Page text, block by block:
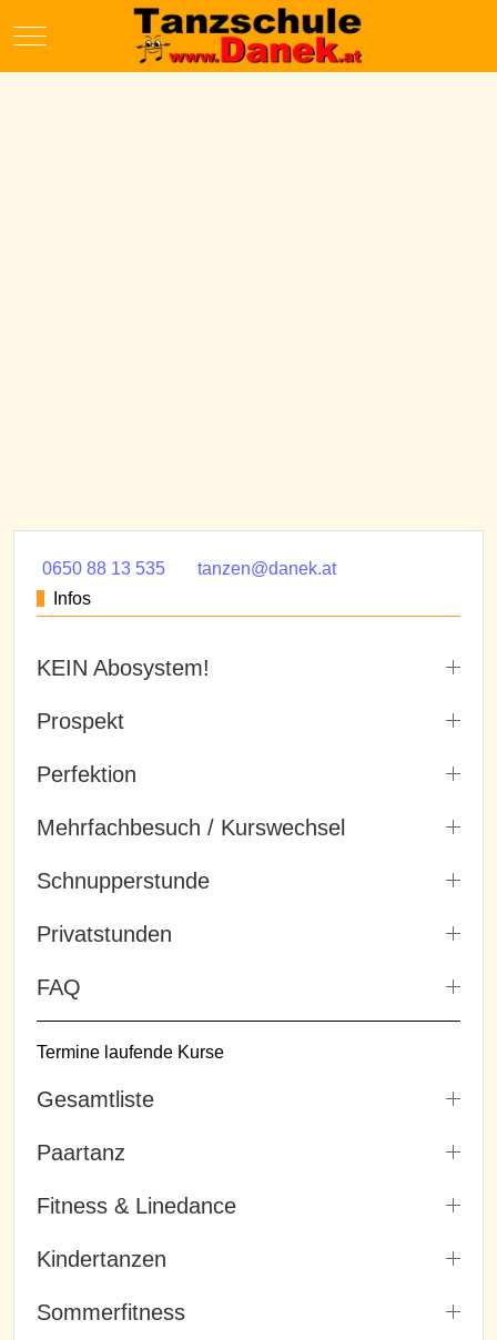
Mobile Menu Toggle
0650 88 13 535
tanzen@danek.at
Infos
KEIN Abosystem!
Prospekt
Perfektion
Mehrfachbesuch / Kurswechsel
Schnupperstunde
Privatstunden
FAQ
Termine laufende Kurse
Gesamtliste
Paartanz
Fitness & Linedance
Kindertanzen
Sommerfitness